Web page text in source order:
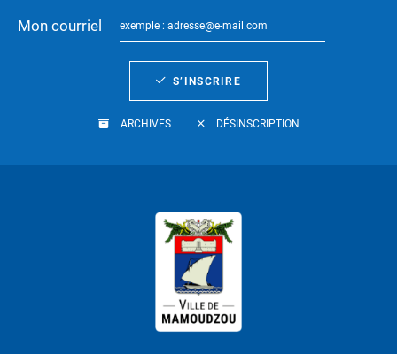
Mon courriel
S’INSCRIRE
ARCHIVES DÉSINSCRIPTION